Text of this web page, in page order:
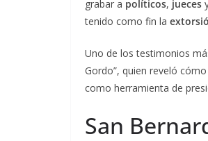
grabar a políticos, jueces
tenido como fin la
Uno de los testimonios
Gordo”, quien reveló
como herramienta de
San